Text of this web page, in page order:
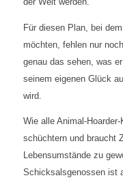
Für diesen Plan, bei
möchten, fehlen nur
genau das sehen, was
seinem eigenen Glück
wird.
Wie alle Animal-
schüchtern und braucht
Lebensumstände zu
Schicksalsgenossen ist